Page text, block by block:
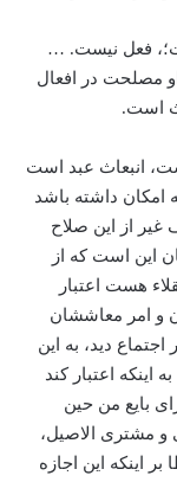
فعل نیست. …
مصلحت در افعال
است.
انبعاث عبد است
داشته باشد
غیر از این صلاح
این است که از
هست اعتبار
و امر معاششان
دید، به این
اعتبار کند
بایع من حین
و مشتری الاصیل،
اینکه این اجازه